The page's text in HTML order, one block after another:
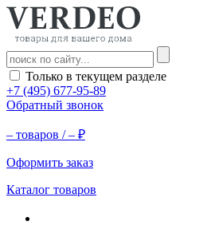
Только в текущем разделе
+7 (495) 677-95-89
Обратный звонок
– товаров /– ₽
Оформить заказ
Каталог товаров